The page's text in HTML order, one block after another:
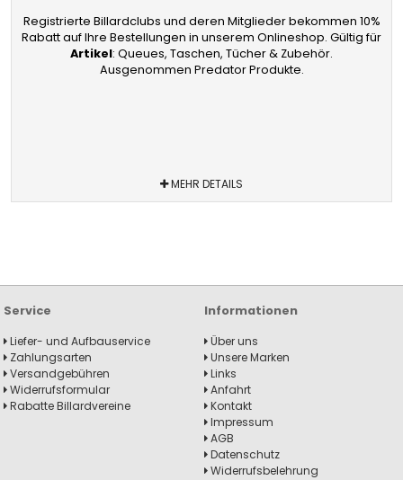
Registrierte Billardclubs und deren Mitglieder bekommen 10%
Rabatt auf Ihre Bestellungen in unserem Onlineshop. Gültig für
Artikel: Queues, Taschen, Tücher & Zubehör.
Ausgenommen Predator Produkte.
MEHR DETAILS
Service
Liefer- und Aufbauservice
Zahlungsarten
Versandgebühren
Widerrufsformular
Rabatte Billardvereine
Informationen
Über uns
Unsere Marken
Links
Anfahrt
Kontakt
Impressum
AGB
Datenschutz
Widerrufsbelehrung